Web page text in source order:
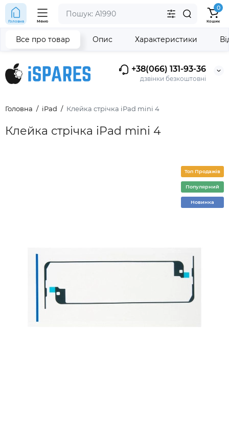
+38(066) 131-93-36
дзвінки безкоштовні
Головна Меню
0
Кошик
Головна iPad Клейка стрічка iPad mini 4
Клейка стрічка iPad mini 4
Все про товар Опис Характеристики
Топ Продажів
Популярний
Новинка